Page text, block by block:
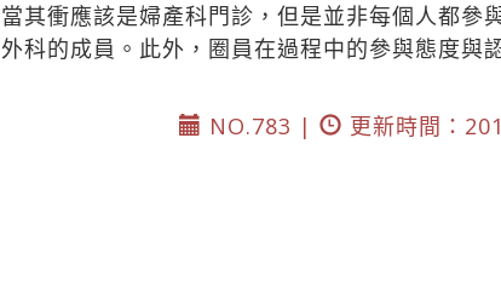
其衝應該是婦產科門診，但是並非每個人都參
科的成員。此外，圈員在過程中的參與態度與
NO.783 |
更新時間：